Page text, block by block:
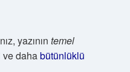
yazının temel
dahabütünlüklü